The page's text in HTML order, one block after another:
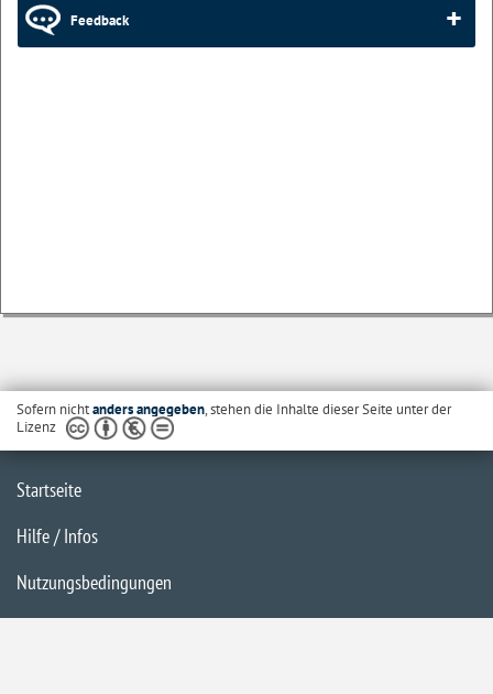
Feedback
Sofern nichtanders angegeben, stehen die Inhalte dieser Seite unter der
Lizenz
Startseite
Hilfe / Infos
Nutzungsbedingungen